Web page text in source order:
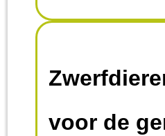
voor de